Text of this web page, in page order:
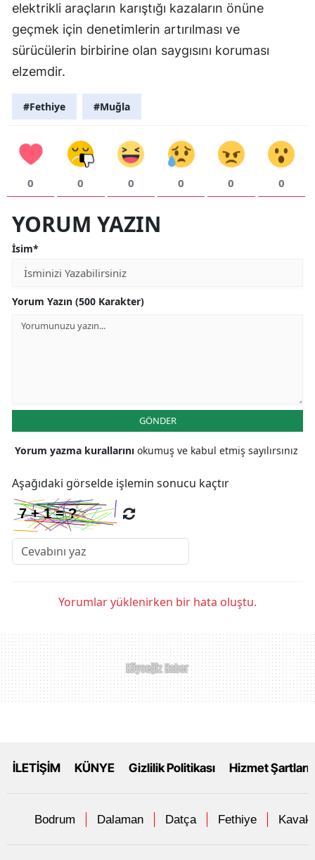
elektrikli araçların karıştığı kazaların önüne
geçmek için denetimlerin artırılması ve
sürücülerin birbirine olan saygısını koruması
elzemdir.
#Fethiye #Muğla
0 0 0 0 0 0
YORUM YAZIN
İsim*
Yorum Yazın (500 Karakter)
GÖNDER
Yorum yazma kurallarını okumuş ve kabul etmiş sayılırsınız
Aşağıdaki görselde işlemin sonucu kaçtır
Yorumlar yüklenirken bir hata oluştu.
İLETİŞİM KÜNYE Gizlilik Politikası Hizmet Şartları
Bodrum Dalaman Datça Fethiye